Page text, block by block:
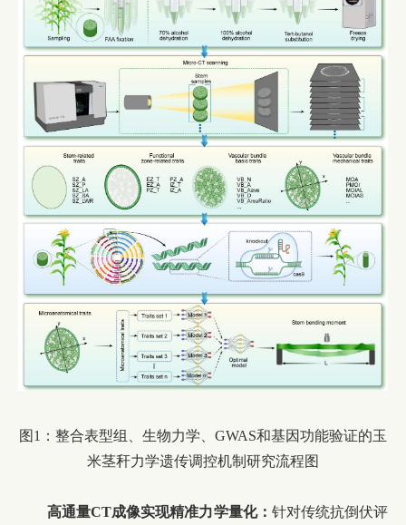
图 1 ：整合表型组、生物力学、 GWAS和基因功能验证的玉
米茎秆力学遗传调控机制研究流程图
高通量CT成像实现精准力学量化： 针对传统抗倒伏评